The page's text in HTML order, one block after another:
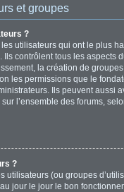
et groupes
?
utilisateurs qui ont le plus
Ils contrôlent tous les aspects
la création de
les permissions que le
Ils peuvent aussi
l’ensemble des forums,
?
utilisateurs (ou groupes
jour le jour le bon